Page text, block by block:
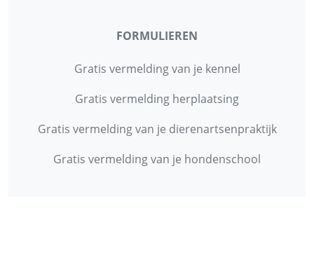
FORMULIEREN
Gratis vermelding van je kennel
Gratis vermelding herplaatsing
Gratis vermelding van je dierenartsenpraktijk
Gratis vermelding van je hondenschool